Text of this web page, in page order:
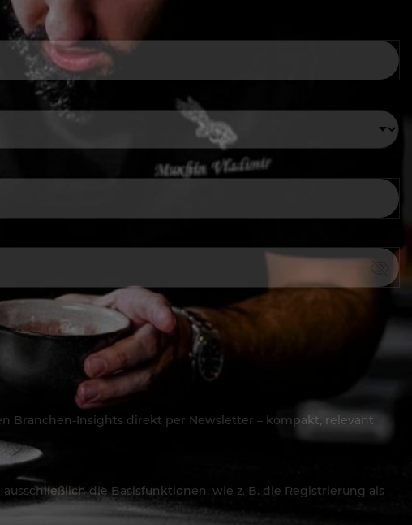
Branchen-Insights direkt per Newsletter – kompakt, relevant
die Basisfunktionen, wie z. B. die Registrierung als